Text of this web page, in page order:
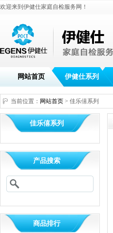
欢迎来到伊健仕家庭自检服务网！
网站首页 伊健仕系列
当前位置： 网站首页 > 佳乐僖系列
佳乐僖系列
产品搜索
商品排行